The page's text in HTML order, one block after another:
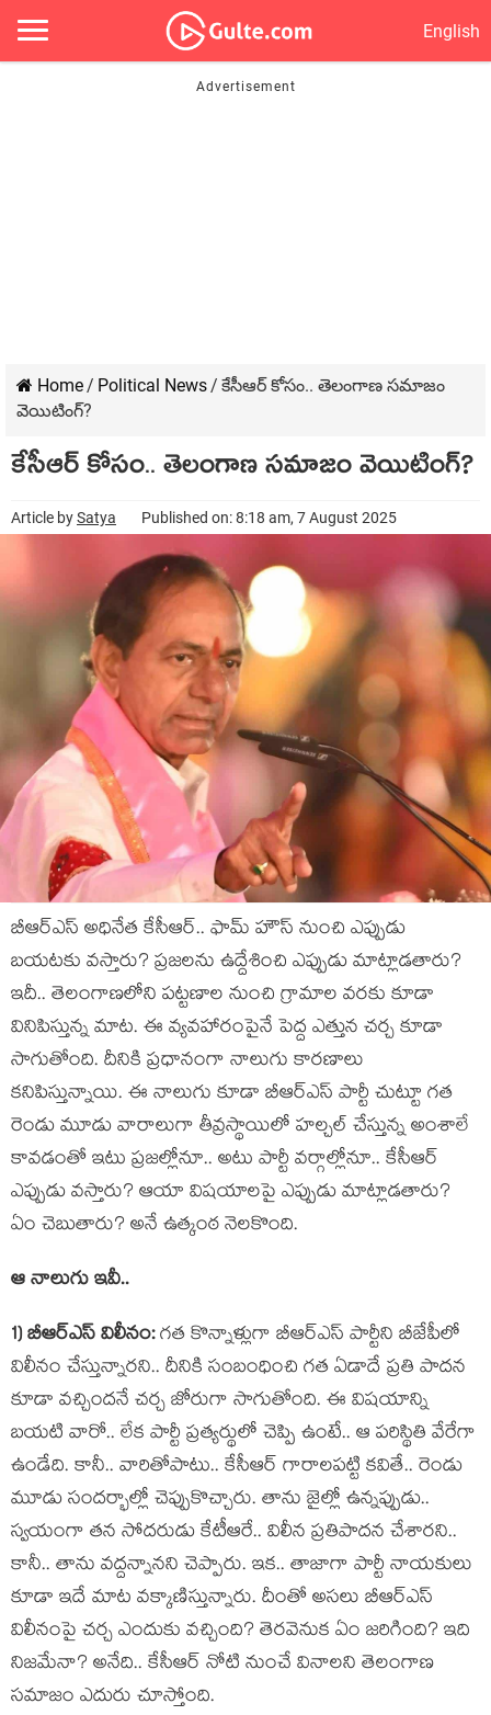
English
Home/ Political News/ కేసీఆర్ కోసం.. తెలంగాణ స‌మాజం
వెయిటింగ్‌?
కేసీఆర్ కోసం.. తెలంగాణ స‌మాజం వెయిటింగ్‌?
Article bySatya Published on: 8:18 am, 7 August 2025
బీఆర్ఎస్ అధినేత కేసీఆర్‌.. ఫామ్ హౌస్ నుంచి ఎప్పుడు
బ‌య‌ట‌కు వ‌స్తారు? ప్ర‌జ‌ల‌ను ఉద్దేశించి ఎప్పుడు మాట్లాడ‌తారు?
ఇదీ.. తెలంగాణలోని ప‌ట్ట‌ణాల నుంచి గ్రామాల వ‌ర‌కు కూడా
వినిపిస్తున్న మాట‌. ఈ వ్య‌వ‌హారంపైనే పెద్ద ఎత్తున చ‌ర్చ కూడా
సాగుతోంది. దీనికి ప్ర‌ధానంగా నాలుగు కార‌ణాలు
క‌నిపిస్తున్నాయి. ఈ నాలుగు కూడా బీఆర్ఎస్ పార్టీ చుట్టూ గ‌త
రెండు మూడు వారాలుగా తీవ్ర‌స్థాయిలో హ‌ల్చ‌ల్ చేస్తున్న అంశాలే
కావ‌డంతో ఇటు ప్ర‌జ‌ల్లోనూ.. అటు పార్టీ వ‌ర్గాల్లోనూ.. కేసీఆర్
ఎప్పుడు వ‌స్తారు? ఆయా విష‌యాల‌పై ఎప్పుడు మాట్లాడ‌తారు?
ఏం చెబుతారు? అనే ఉత్కంఠ నెల‌కొంది.
ఆ నాలుగు ఇవీ..
1) బీఆర్ఎస్ విలీనం:గ‌త కొన్నాళ్లుగా బీఆర్ఎస్ పార్టీని బీజేపీలో
విలీనం చేస్తున్నార‌ని.. దీనికి సంబంధించి గ‌త ఏడాదే ప్ర‌తి పాద‌న
కూడా వ‌చ్చింద‌నే చ‌ర్చ జోరుగా సాగుతోంది. ఈ విష‌యాన్ని
బ‌య‌టి వారో.. లేక పార్టీ ప్ర‌త్య‌ర్థులో చెప్పి ఉంటే.. ఆ ప‌రిస్థితి వేరేగా
ఉండేది. కానీ.. వారితోపాటు.. కేసీఆర్ గారాల‌ప‌ట్టి క‌వితే.. రెండు
మూడు సంద‌ర్భాల్లో చెప్పుకొచ్చారు. తాను జైల్లో ఉన్న‌ప్పుడు..
స్వ‌యంగా త‌న సోద‌రుడు కేటీఆరే.. విలీన ప్ర‌తిపాద‌న చేశార‌ని..
కానీ.. తాను వ‌ద్ద‌న్నాన‌ని చెప్పారు. ఇక‌.. తాజాగా పార్టీ నాయ‌కులు
కూడా ఇదే మాట వ‌క్కాణిస్తున్నారు. దీంతో అస‌లు బీఆర్ఎస్
విలీనంపై చ‌ర్చ ఎందుకు వ‌చ్చింది? తెర‌వెనుక ఏం జ‌రిగింది? ఇది
నిజ‌మేనా? అనేది.. కేసీఆర్ నోటి నుంచే వినాల‌ని తెలంగాణ
స‌మాజం ఎదురు చూస్తోంది.